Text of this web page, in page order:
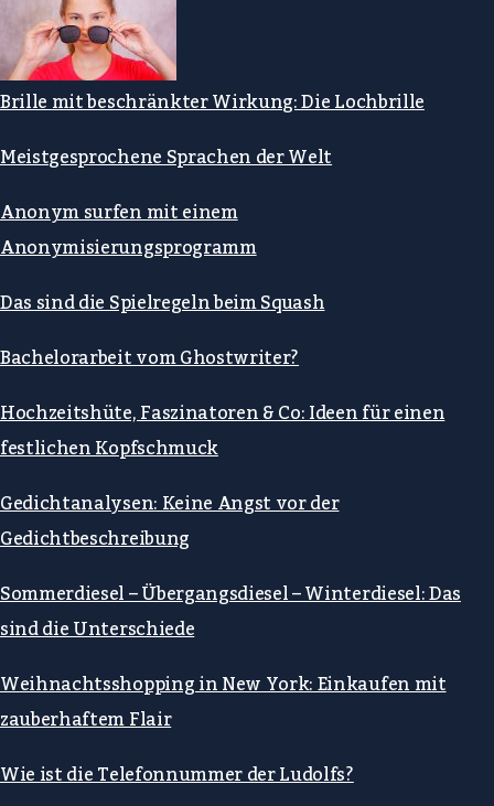
Brille mit beschränkter Wirkung: Die Lochbrille
Meistgesprochene Sprachen der Welt
Anonym surfen mit einem
Anonymisierungsprogramm
Das sind die Spielregeln beim Squash
Bachelorarbeit vom Ghostwriter?
Hochzeitshüte, Faszinatoren & Co: Ideen für einen
festlichen Kopfschmuck
Gedichtanalysen: Keine Angst vor der
Gedichtbeschreibung
Sommerdiesel – Übergangsdiesel – Winterdiesel: Das
sind die Unterschiede
Weihnachtsshopping in New York: Einkaufen mit
zauberhaftem Flair
Wie ist die Telefonnummer der Ludolfs?